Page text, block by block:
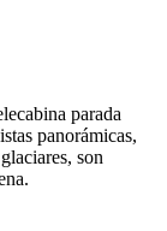
parada
panorámicas,
son